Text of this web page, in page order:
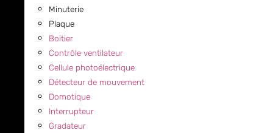
Minuterie
Plaque
Boitier
Contrôle ventilateur
Cellule photoélectrique
Détecteur de mouvement
Domotique
Interrupteur
Gradateur